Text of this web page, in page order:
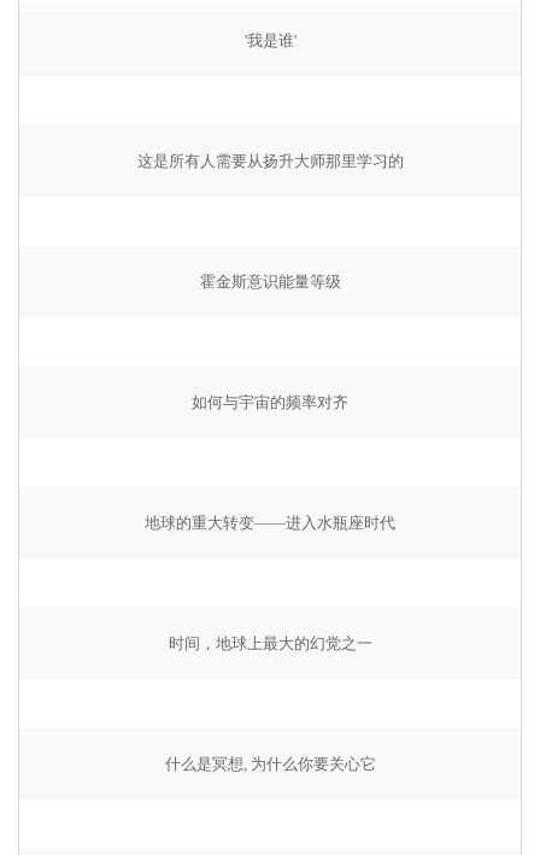
'我是谁'
这是所有人需要从扬升大师那里学习的
霍金斯意识能量等级
如何与宇宙的频率对齐
地球的重大转变——进入水瓶座时代
时间，地球上最大的幻觉之一
什么是冥想, 为什么你要关心它